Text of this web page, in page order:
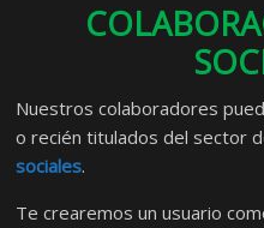
Nuestros colaboradores
o recién titulados del sector
sociales.
Te crearemos un usuario